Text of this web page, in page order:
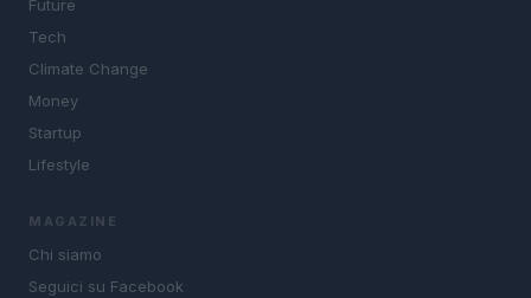
Future
Tech
Climate Change
Money
Startup
Lifestyle
MAGAZINE
Chi siamo
Seguici su Facebook